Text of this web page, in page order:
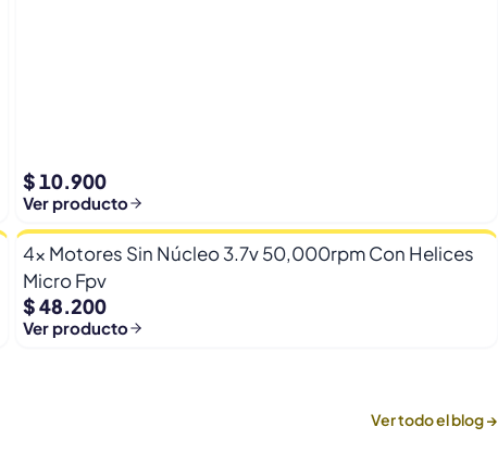
$ 10.900
Ver producto
4x Motores Sin Núcleo 3.7v 50,000rpm Con Helices
Micro Fpv
$ 48.200
Ver producto
Ver todo el blog →